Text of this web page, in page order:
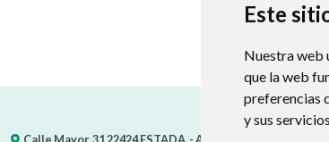
Este
Nuestra web
que la web
preferencias
y sus